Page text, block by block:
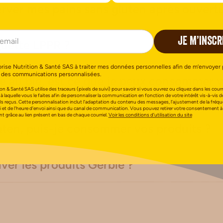
mes pains sans gluten après
LPPR ?
au blé, est ce que je peux consommer
puis-je consommer vos produits ?
les produits Gerblé ?
JE
Nutrition & Santé SAS à traiter mes données personnelles afin de m’envoyer
communications personnalisées.
& Santé SAS utilise des traceurs (pixels de suivi) pour savoir si vous ouvrez ou cliquez dans les
à laquelle vous le faites afin de personnaliser la communication en fonction de votre intérêt vis-à-vis
reçus. Cette personnalisation inclut l’adaptation du contenu des messages, l’ajustement de la
et de l’heure d’envoi ainsi que du canal de communication. Vous pouvez retirer votre consentement
grâce au lien présent en bas de chaque courriel.Voir les conditions d’utilisation du site